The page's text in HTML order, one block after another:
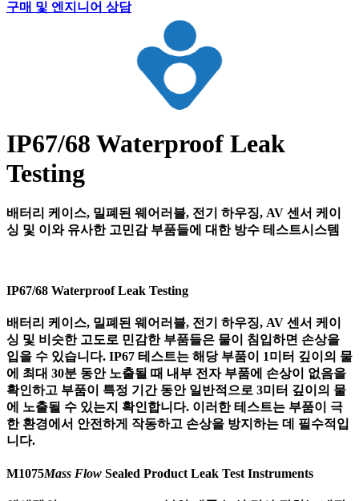
구매 및 엔지니어 상담
IP67/68 Waterproof Leak
Testing
배터리 케이스, 밀폐된 웨어러블, 전기 하우징, AV 센서 케이
싱 및 이와 유사한 고민감 부품들에 대한 방수 테스트시스템
IP67/68 Waterproof Leak Testing
배터리 케이스, 밀폐된 웨어러블, 전기 하우징, AV 센서 케이
싱 및 비슷한 고도로 민감한 부품들은 물이 침입하면 손상을
입을 수 있습니다. IP67 테스트는 해당 부품이 1미터 깊이의 물
에 최대 30분 동안 노출될 때 내부 전자 부품에 손상이 없음을
확인하고 부품이 특정 기간 동안 일반적으로 3미터 깊이의 물
에 노출될 수 있는지 확인합니다. 이러한 테스트는 부품이 극
한 환경에서 안전하게 작동하고 손상을 방지하는 데 필수적입
니다.
M1075Mass Flow Sealed Product Leak Test Instruments